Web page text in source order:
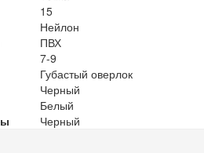
15
Нейлон
ПВХ
7-9
Губастый оверлок
Черный
Белый
Черный